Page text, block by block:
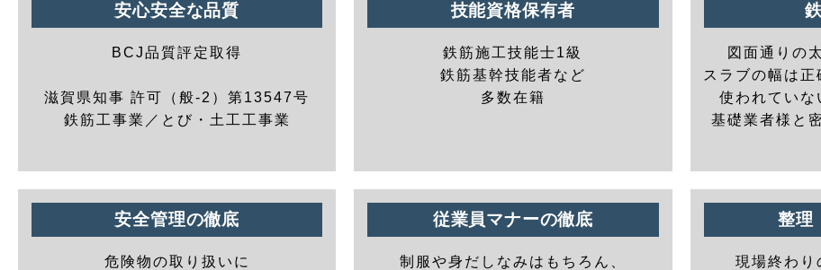
安心安全な品質
BCJ品質評定取得
滋賀県知事 許可（般-2）第13547号
鉄筋工事業／とび・土工工事業
技能資格保有者
鉄筋施工技能士1級
鉄筋基幹技能者など
多数在籍
図面通りの
スラブの幅は
使われていな
基礎業者様と
安全管理の徹底
危険物の取り扱いに
従業員マナーの徹底
制服や身だしなみはもちろん、
整理
現場終わり